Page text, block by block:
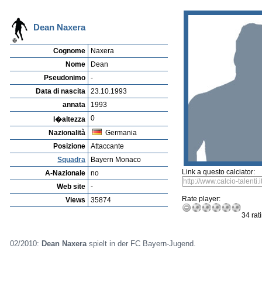
Dean Naxera
Cognome
Naxera
Nome
Dean
Pseudonimo
-
Data di nascita
23.10.1993
annata
1993
l�altezza
0
Nazionalità
Germania
Posizione
Attaccante
Squadra
Bayern Monaco
A-Nazionale
no
Web site
-
Views
35874
Link a questo calciator:
Rate player:
34
02/2010: Dean Naxeraspielt in der FC Bayern-Jugend.